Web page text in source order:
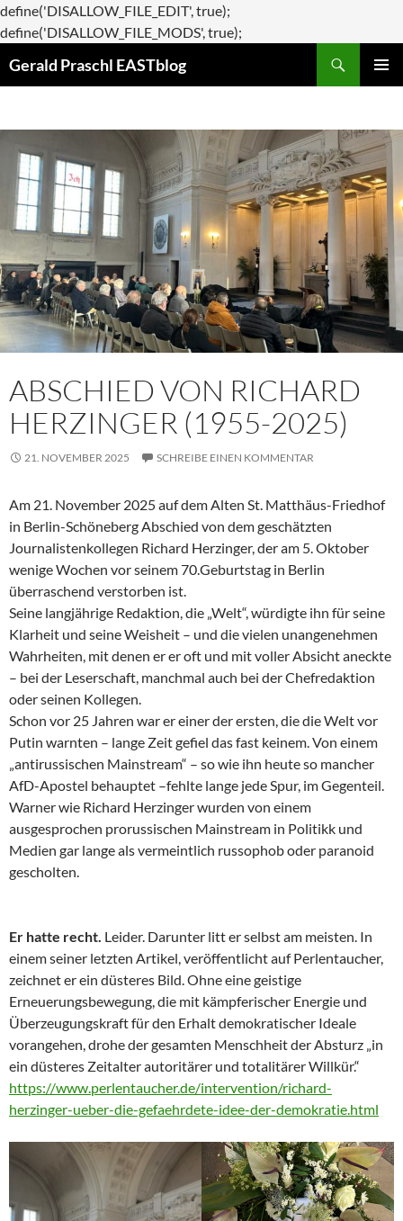
define('DISALLOW_FILE_EDIT', true);
define('DISALLOW_FILE_MODS', true);
Gerald Praschl EASTblog
ABSCHIED VON RICHARD
HERZINGER (1955-2025)
21. NOVEMBER 2025 SCHREIBE EINEN KOMMENTAR
Am 21. November 2025 auf dem Alten St. Matthäus-Friedhof
in Berlin-Schöneberg Abschied von dem geschätzten
Journalistenkollegen Richard Herzinger, der am 5. Oktober
wenige Wochen vor seinem 70.Geburtstag in Berlin
überraschend verstorben ist.
Seine langjährige Redaktion, die „Welt“, würdigte ihn für seine
Klarheit und seine Weisheit – und die vielen unangenehmen
Wahrheiten, mit denen er er oft und mit voller Absicht aneckte
– bei der Leserschaft, manchmal auch bei der Chefredaktion
oder seinen Kollegen.
Schon vor 25 Jahren war er einer der ersten, die die Welt vor
Putin warnten – lange Zeit gefiel das fast keinem. Von einem
„antirussischen Mainstream“ – so wie ihn heute so mancher
AfD-Apostel behauptet –fehlte lange jede Spur, im Gegenteil.
Warner wie Richard Herzinger wurden von einem
ausgesprochen prorussischen Mainstream in Politikk und
Medien gar lange als vermeintlich russophob oder paranoid
gescholten.
Er hatte recht. Leider. Darunter litt er selbst am meisten. In
einem seiner letzten Artikel, veröffentlicht auf Perlentaucher,
zeichnet er ein düsteres Bild. Ohne eine geistige
Erneuerungsbewegung, die mit kämpferischer Energie und
Überzeugungskraft für den Erhalt demokratischer Ideale
vorangehen, drohe der gesamten Menschheit der Absturz „in
ein düsteres Zeitalter autoritärer und totalitärer Willkür.“
https://www.perlentaucher.de/intervention/richard-
herzinger-ueber-die-gefaehrdete-idee-der-demokratie.html